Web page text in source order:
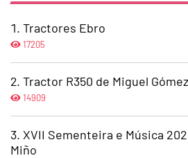
Tractores Ebro
17205
Tractor R350 de Miguel Gómez
14909
XVII Sementeira e Música
Miño